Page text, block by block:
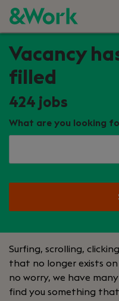
Vacancy
filled
424 jobs
What are you looking
Surfing, scrolling,
that no longer exists
no worry, we have
find you something